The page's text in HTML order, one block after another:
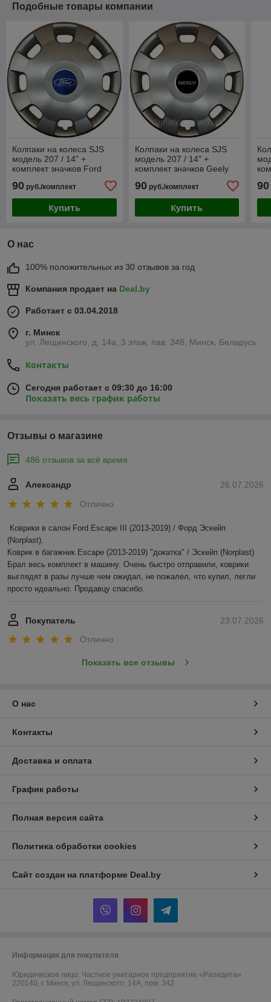
Подобные товары компании
Колпаки на колеса SJS
модель 207 / 14" +
комплект значков Ford
90 руб./комплект
Купить
Колпаки на колеса SJS
модель 207 / 14" +
комплект значков Geely
90руб./комплект
Купить
90
О нас
100% положительных из 30 отзывов за год
Компания продает на Deal.by
Работает с 03.04.2018
г. Минск
ул. Лещинского, д. 14а, 3 этаж, пав. 348, Минск, Беларусь
Контакты
Сегодня работает с 09:30 до 16:00
Показать весь график работы
Отзывы о магазине
486 отзывов за всё время
26.07.2026
Александр
Отлично
Коврики в салон Ford Escape III (2013-2019) / Форд Эскейп
(Norplast).
Коврик в багажник Escape (2013-2019) "докатка" / Эскейп (Norplast)
Брал весь комплект в машину. Очень быстро отправили, коврики
выглядят в разы лучше чем ожидал, не пожалел, что купил, легли
просто идеально. Продавцу спасибо.
23.07.2026
Покупатель
Отлично
Показать все отзывы
О нас
Контакты
Доставка и оплата
График работы
Полная версия сайта
Политика обработки cookies
Сайт создан на платформе Deal.by
Информация для покупателя
Юридическое лицо: Частное унитарное предприятие «Рапидита»
220140, г. Минск, ул. Лещинского, 14А, пом. 342